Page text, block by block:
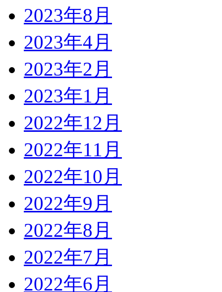
2023年8月
2023年4月
2023年2月
2023年1月
2022年12月
2022年11月
2022年10月
2022年9月
2022年8月
2022年7月
2022年6月